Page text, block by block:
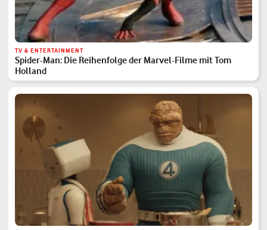
TV & ENTERTAINMENT
Spider-Man: Die Reihenfolge der Marvel-Filme mit Tom
Holland